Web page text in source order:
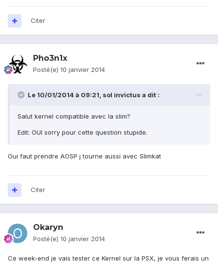
Citer
Pho3n1x
Posté(e) 10 janvier 2014
Le 10/01/2014 à 09:21, sol invictus a dit :
Salut kernel compatible avec la slim?
Edit: OUI sorry pour cette question stupide.
Oui faut prendre AOSP j tourne aussi avec Slimkat
Citer
Okaryn
Posté(e) 10 janvier 2014
Ce week-end je vais tester ce Kernel sur la PSX, je vous ferais un